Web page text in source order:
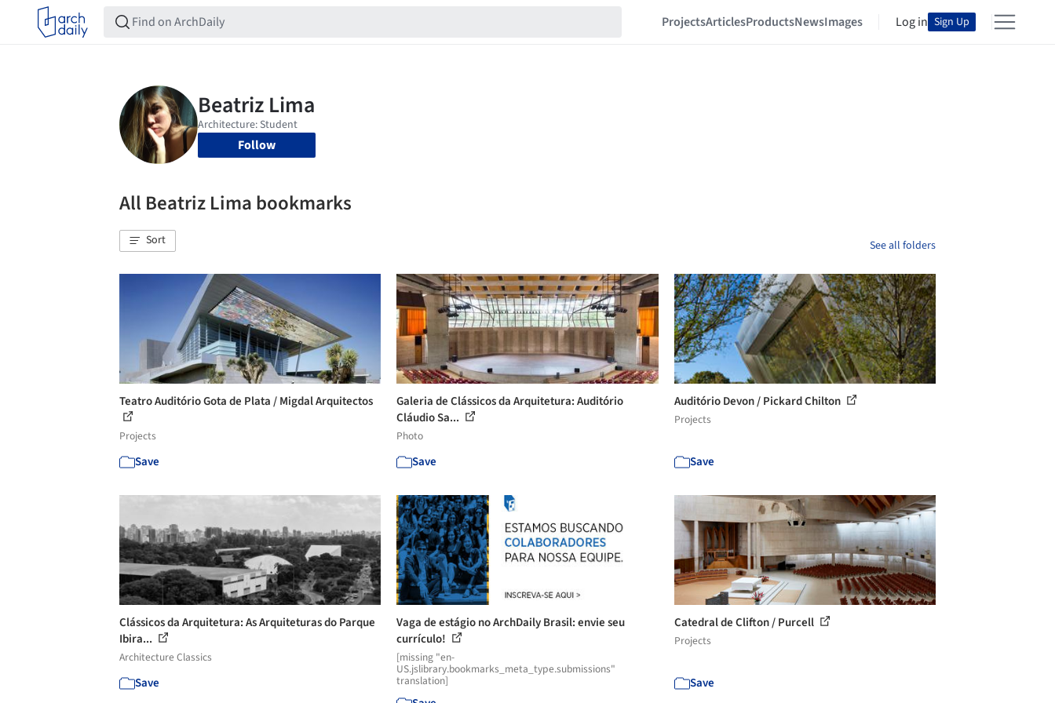
ProjectsArticlesProductsNewsImages Log in Sign Up
Follow
All Beatriz Lima bookmarks
Sort See all folders
Teatro Auditório Gota de Plata / Migdal Arquitectos
Projects
Save
Galeria de Clássicos da Arquitetura: Auditório
Cláudio Sa...
Photo
Save
Auditório Devon / Pickard Chilton
Projects
Save
Clássicos da Arquitetura: As Arquiteturas do Parque
Ibira...
Architecture Classics
Save
Vaga de estágio no ArchDaily Brasil: envie seu
currículo!
[missing "en-
US.jslibrary.bookmarks_meta_type.submissions"
translation]
Catedral de Clifton / Purcell
Projects
Save